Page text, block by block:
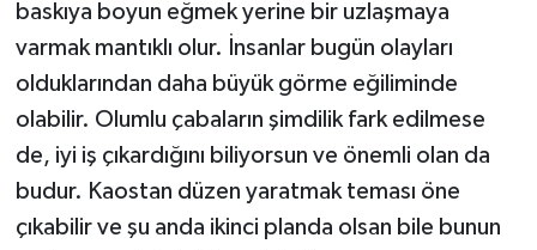
baskıya boyun eğmek yerine bir uzlaşmaya
varmak mantıklı olur. İnsanlar bugün olayları
olduklarından daha büyük görme eğiliminde
olabilir. Olumlu çabaların şimdilik fark edilmese
de, iyi iş çıkardığını biliyorsun ve önemli olan da
budur. Kaostan düzen yaratmak teması öne
çıkabilir ve şu anda ikinci planda olsan bile bunun